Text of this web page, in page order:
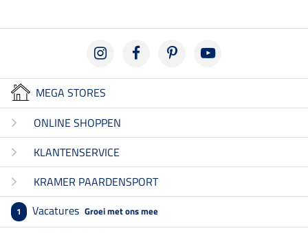
MEGA STORES
ONLINE SHOPPEN
KLANTENSERVICE
KRAMER PAARDENSPORT
1 Vacatures Groei met ons mee